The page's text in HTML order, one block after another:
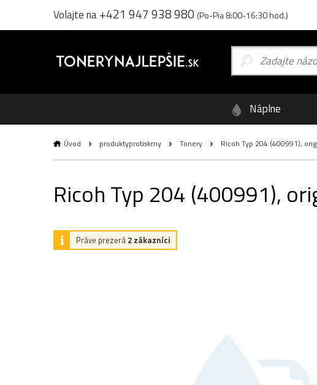
Volajte na+421 947 938 980 (Po-Pia 8:00-16:30 hod.)
Náplne
Úvod produktyprotiskrny Tonery Ricoh Typ 204 (400991),
Ricoh Typ 204 (400991),
Práve prezerá 2 zákazníci